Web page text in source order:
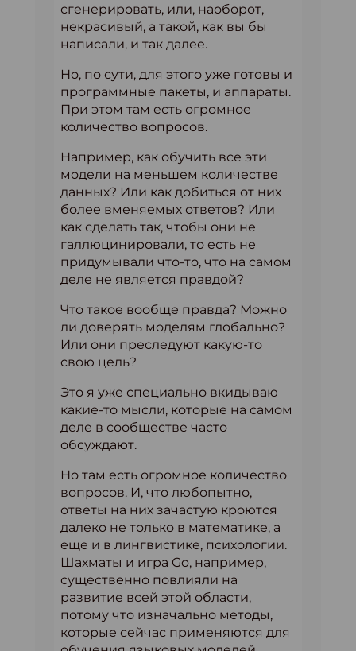
сгенерировать, или, наоборот,
некрасивый, а такой, как вы бы
написали, и так далее.
Но, по сути, для этого уже готовы и
программные пакеты, и аппараты.
При этом там есть огромное
количество вопросов.
Например, как обучить все эти
модели на меньшем количестве
данных? Или как добиться от них
более вменяемых ответов? Или
как сделать так, чтобы они не
галлюцинировали, то есть не
придумывали что-то, что на самом
деле не является правдой?
Что такое вообще правда? Можно
ли доверять моделям глобально?
Или они преследуют какую-то
свою цель?
Это я уже специально вкидываю
какие-то мысли, которые на самом
деле в сообществе часто
обсуждают.
Но там есть огромное количество
вопросов. И, что любопытно,
ответы на них зачастую кроются
далеко не только в математике, а
еще и в лингвистике, психологии.
Шахматы и игра Go, например,
существенно повлияли на
развитие всей этой области,
потому что изначально методы,
которые сейчас применяются для